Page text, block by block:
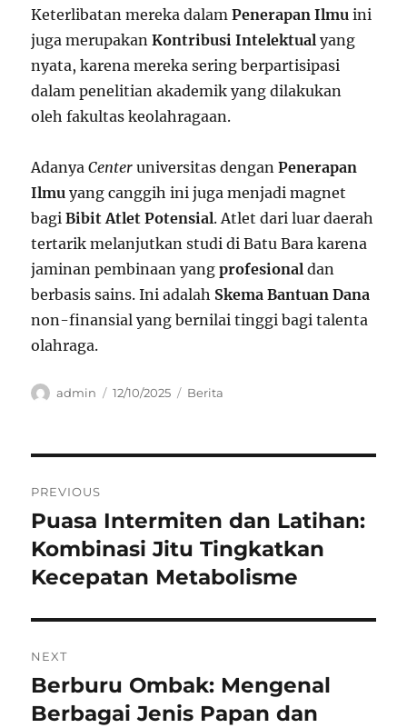
Keterlibatan mereka dalamPenerapan Ilmuini
juga merupakanKontribusi Intelektual yang
nyata, karena mereka sering berpartisipasi
dalam penelitian akademik yang dilakukan
oleh fakultas keolahragaan.
AdanyaCenter universitas denganPenerapan
Ilmuyang canggih ini juga menjadi magnet
bagiBibit Atlet Potensial. Atlet dari luar daerah
tertarik melanjutkan studi di Batu Bara karena
jaminan pembinaan yangprofesional dan
berbasis sains. Ini adalah Skema Bantuan Dana
non-finansial yang bernilai tinggi bagi talenta
olahraga.
Author
admin
Posted
12/10/2025 Categories
Berita
pos
PREVIOUS
Previous
post:
Puasa Intermiten dan Latihan:
Kombinasi Jitu Tingkatkan
Kecepatan Metabolisme
NEXT
Next
post:
Berburu Ombak: Mengenal
Berbagai Jenis Papan dan